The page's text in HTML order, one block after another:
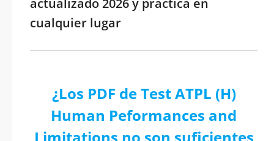
actualizado 2026 y practica en
cualquier lugar
¿Los PDF de Test ATPL (H)
Human Peformances and